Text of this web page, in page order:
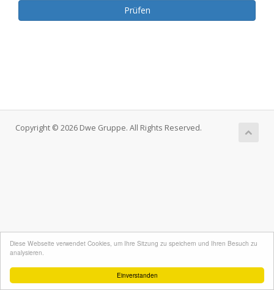
Einverstanden
Diese Webseite verwendet Cookies, um Ihre Sitzung zu speichern und Ihren Besuch zu
analysieren.
Prüfen
Copyright © 2026 Dwe Gruppe. All Rights Reserved.